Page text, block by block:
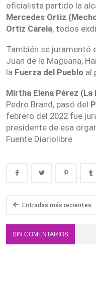
oficialista partido la
Mercedes Ortiz
Ortiz Carela, todos
También se juramentó
Juan de la Maguana,
la Fuerza del Pueblo al
Mirtha Elena Pérez (La
Pedro Brand, pasó del
febrero del 2022 fue
presidente de esa
Fuente:Diariolibre
Entradas más recientes
SIN COMENTARIOS